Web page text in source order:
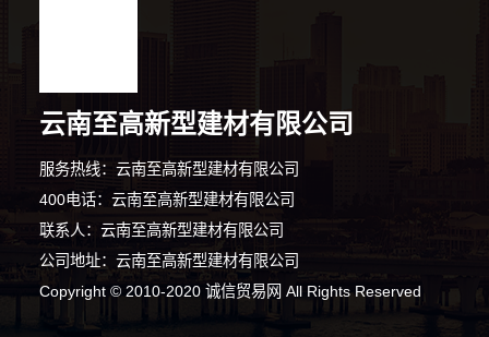
云南至高新型建材有限公司
服务热线：云南至高新型建材有限公司
400电话：云南至高新型建材有限公司
联系人：云南至高新型建材有限公司
公司地址：云南至高新型建材有限公司
Copyright © 2010-2020 诚信贸易网 All Rights Reserved